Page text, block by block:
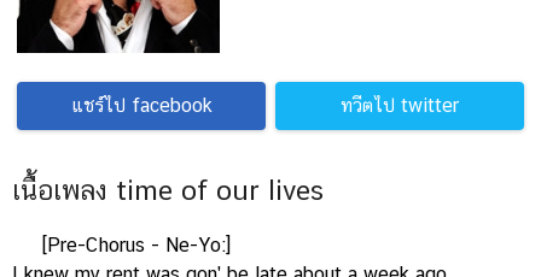
แชร์ไป facebook ทวีตไป twitter
เนื้อเพลง time of our lives
[Pre-Chorus - Ne-Yo:]